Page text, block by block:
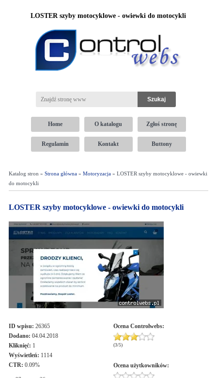
LOSTER szyby motocyklowe - owiewki do motocykli
Home O katalogu Zgłoś stronę
Regulamin Kontakt Buttony
Katalog stron » Strona główna» Motoryzacja» LOSTER szyby motocyklowe - owiewki
do motocykli
LOSTER szyby motocyklowe - owiewki do motocykli
ID wpisu: 26365
Dodano: 04.04.2018
Kliknięć: 1
Wyświetleń: 1114
CTR: 0.09%
Ocena Controlwebs:
(3/5)
Ocena użytkowników: